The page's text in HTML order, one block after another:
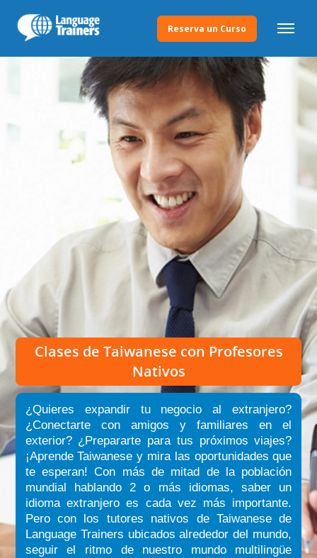
Reserva un Curso
Clases de Taiwanese con Profesores
Nativos
¿Quieres expandir tu negocio al extranjero?
¿Conectarte con amigos y familiares en el
exterior? ¿Prepararte para tus próximos viajes?
¡Aprende Taiwanese y mira las oportunidades que
te esperan! Con más de mitad de la población
mundial hablando 2 o más idiomas, saber un
idioma extranjero es cada vez más importante.
Pero con los tutores nativos de Taiwanese de
Language Trainers ubicados alrededor del mundo,
seguir el ritmo de nuestro mundo multilingüe